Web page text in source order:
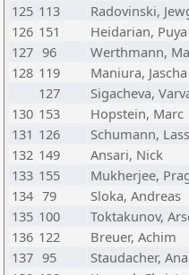
125 113 Radovinski,
126 151 Heidarian, Puya
127 96 Werthmann,
128 119 Maniura, Jascha
127
Sigacheva,
130 153 Hopstein, Marc
131 126 Schumann,
132 149 Ansari, Nick
133 155 Mukherjee,
134 79 Sloka, Andreas
135 100 Toktakunov,
136 122 Breuer, Achim
137 95 Staudacher, Ana